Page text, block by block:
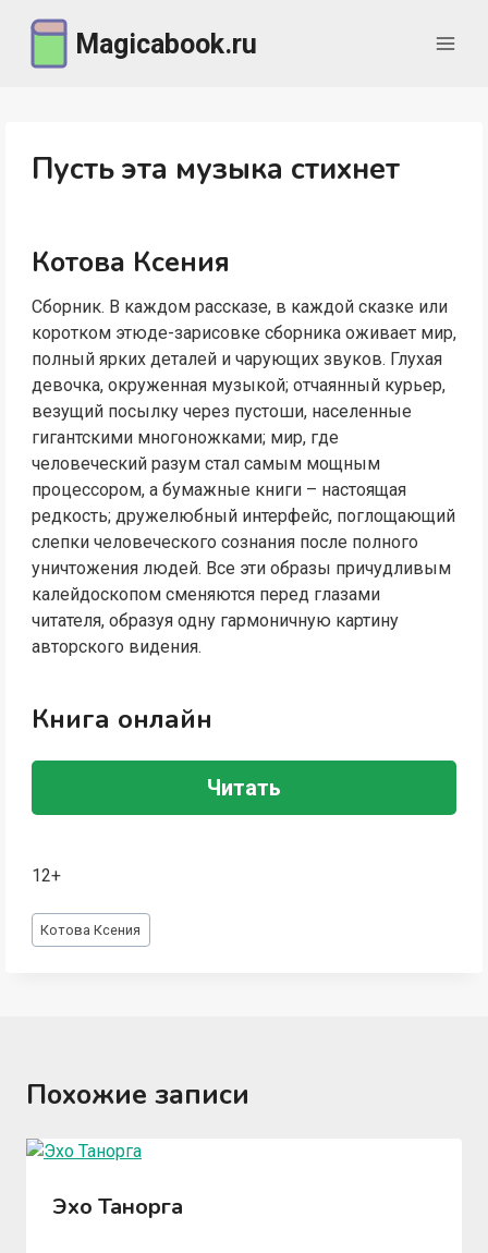
содержимому
Magicabook.ru
Пусть эта музыка стихнет
Котова Ксения
Сборник. В каждом рассказе, в каждой сказке или
коротком этюде-зарисовке сборника оживает мир,
полный ярких деталей и чарующих звуков. Глухая
девочка, окруженная музыкой; отчаянный курьер,
везущий посылку через пустоши, населенные
гигантскими многоножками; мир, где
человеческий разум стал самым мощным
процессором, а бумажные книги – настоящая
редкость; дружелюбный интерфейс, поглощающий
слепки человеческого сознания после полного
уничтожения людей. Все эти образы причудливым
калейдоскопом сменяются перед глазами
читателя, образуя одну гармоничную картину
авторского видения.
Книга онлайн
Читать
12+
Метки
записи:
Котова Ксения
Похожие записи
Эхо Танорга